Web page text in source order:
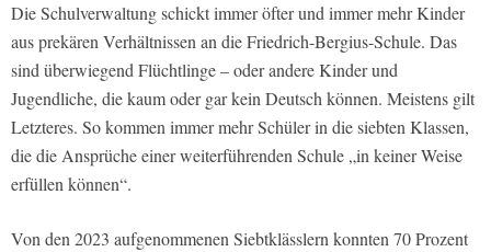
Die Schulverwaltung schickt immer öfter und immer mehr Kinder
aus prekären Verhältnissen an die Friedrich-Bergius-Schule. Das
sind überwiegend Flüchtlinge – oder andere Kinder und
Jugendliche, die kaum oder gar kein Deutsch können. Meistens gilt
Letzteres. So kommen immer mehr Schüler in die siebten Klassen,
die die Ansprüche einer weiterführenden Schule „in keiner Weise
erfüllen können“.
Von den 2023 aufgenommenen Siebtklässlern konnten 70 Prozent